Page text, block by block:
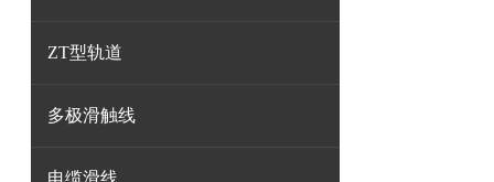
ZT型轨道
多极滑触线
电缆滑线